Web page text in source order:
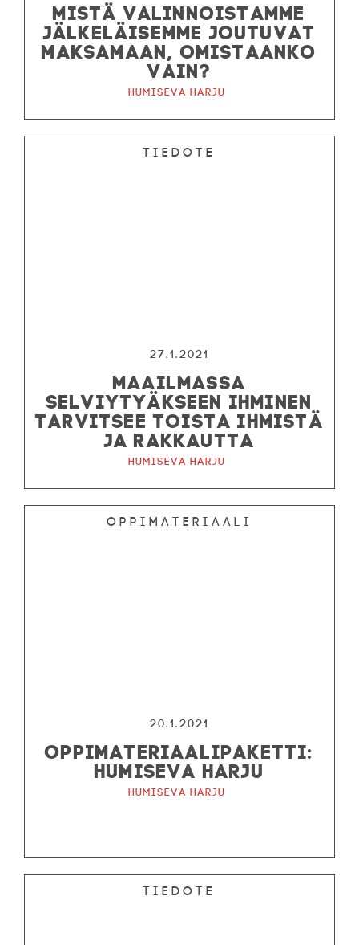
MISTÄ VALINNOISTAMME
JÄLKELÄISEMME JOUTUVAT
MAKSAMAAN, OMISTAANKO
VAIN?
Humiseva harju
Tiedote
27.1.2021
MAAILMASSA
SELVIYTYÄKSEEN IHMINEN
TARVITSEE TOISTA IHMISTÄ
JA RAKKAUTTA
Humiseva harju
Oppimateriaali
20.1.2021
OPPIMATERIAALIPAKETTI:
HUMISEVA HARJU
Humiseva harju
Tiedote